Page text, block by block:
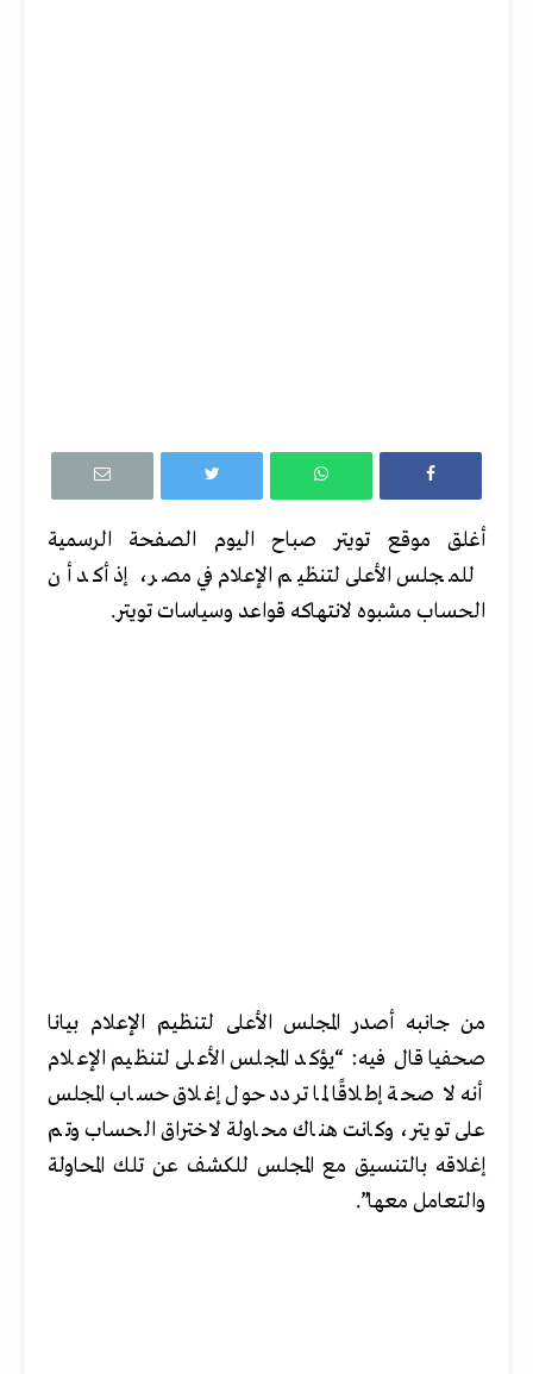
أغلق موقع تويتر صباح اليوم الصفحة الرسمية
للمجلس الأعلى لتنظيم الإعلام في مصر، إذ أكد أن
الحساب مشبوه لانتهاكه قواعد وسياسات تويتر.
من جانبه أصدر المجلس الأعلى لتنظيم الإعلام بيانا
صحفيا قال فيه: “يؤكد المجلس الأعلى لتنظيم الإعلام
أنه لا صحة إطلاقًا لما تردد حول إغلاق حساب المجلس
على تويتر، وكانت هناك محاولة لاختراق الحساب وتم
إغلاقه بالتنسيق مع المجلس للكشف عن تلك المحاولة
والتعامل معها”.